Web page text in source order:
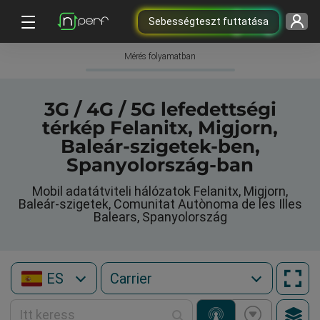
Sebességteszt futtatása
Mérés folyamatban
3G / 4G / 5G lefedettségi
térkép Felanitx, Migjorn,
Baleár-szigetek-ben,
Spanyolország-ban
Mobil adatátviteli hálózatok Felanitx, Migjorn,
Baleár-szigetek, Comunitat Autònoma de les Illes
Balears, Spanyolország
ES